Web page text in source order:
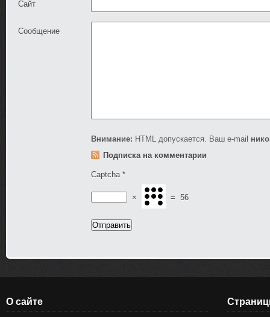
Сайт
Сообщение
Внимание: HTML допускается. Ваш e-mail
Подписка на комментарии
Captcha*
× = 56
О сайте